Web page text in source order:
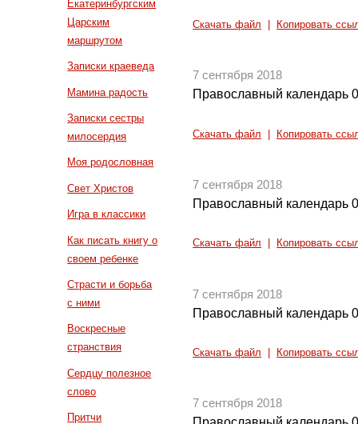
Екатеринбургским
Царским
маршрутом
Записки краеведа
Мамина радость
Записки сестры
милосердия
Моя родословная
Свет Христов
Игра в классики
Как писать книгу о
своем ребенке
Страсти и борьба
с ними
Воскресные
странствия
Сердцу полезное
слово
Притчи
Скачать файл Копировать
7 сентября 2018
Православный календарь
Скачать файл Копировать
7 сентября 2018
Православный календарь
Скачать файл Копировать
7 сентября 2018
Православный календарь
Скачать файл Копировать
7 сентября 2018